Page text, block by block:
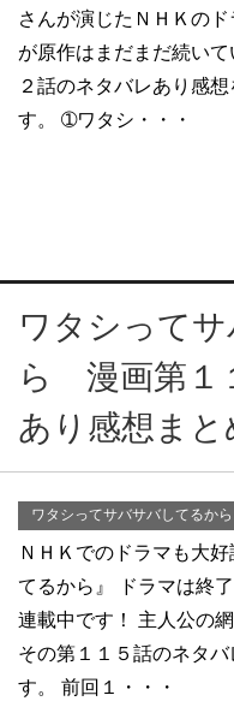
さんが演じたＮＨＫの
が原作はまだまだ続い
２話のネタバレあり感
す。 ➀ワタシ・・・
ワタシって
ら 漫画第１
あり感想まと
ワタシってサバサバしてるから
ＮＨＫでのドラマも大
てるから』 ドラマは終
連載中です！ 主人公の
その第１１５話のネタ
す。 前回１・・・